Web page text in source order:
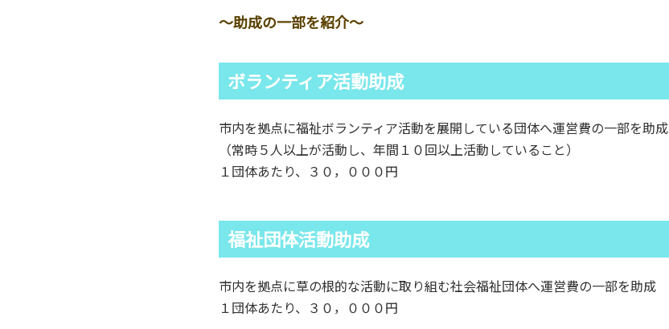
～助成の一部を紹介～
ボランティア活動助成
市内を拠点に福祉ボランティア活動を展開している団体へ運営費の一部を助成
（常時５人以上が活動し、年間１０回以上活動していること）
１団体あたり、３０，０００円
福祉団体活動助成
市内を拠点に草の根的な活動に取り組む社会福祉団体へ運営費の一部を助成
１団体あたり、３０，０００円